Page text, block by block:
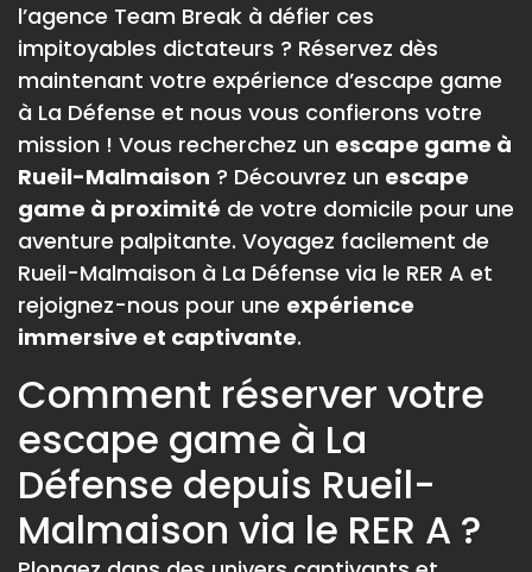
l’agence Team Break à défier ces
impitoyables dictateurs ? Réservez dès
maintenant votre expérience d’escape game
à La Défense et nous vous confierons votre
mission ! Vous recherchez un escape game à
Rueil-Malmaison ? Découvrez un escape
game à proximité de votre domicile pour une
aventure palpitante. Voyagez facilement de
Rueil-Malmaison à La Défense via le RER A et
rejoignez-nous pour une expérience
immersive et captivante.
Comment réserver votre
escape game à La
Défense depuis Rueil-
Malmaison via le RER A ?